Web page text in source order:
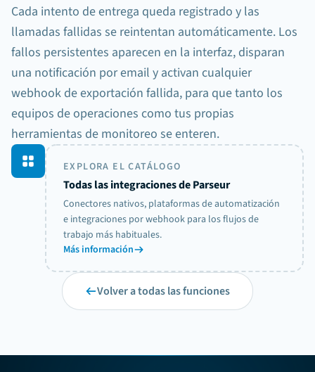
Sheets Webhook
Cada intento de entrega queda registrado y las
llamadas fallidas se reintentan automáticamente. Los
fallos persistentes aparecen en la interfaz, disparan
una notificación por email y activan cualquier
webhook de exportación fallida, para que tanto los
equipos de operaciones como tus propias
herramientas de monitoreo se enteren.
Logs de entrega
Sheets
document.processed
Webhook
document.processed FALLIDO 08:42
export.failed
EXPLORA EL CATÁLOGO
Todas las integraciones de Parseur
Conectores nativos, plataformas de automatización
e integraciones por webhook para los flujos de
trabajo más habituales.
Más información
Volver a todas las funciones